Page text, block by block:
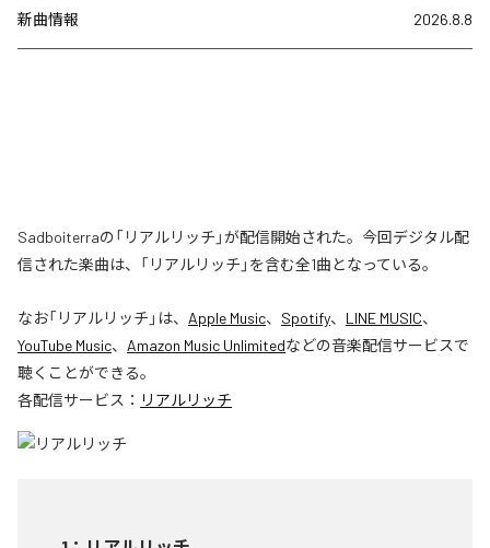
新曲情報 2026.8.8
Sadboiterraの「リアルリッチ」が配信開始された。今回デジタル配
信された楽曲は、「リアルリッチ」を含む全1曲となっている。
なお「リアルリッチ 」は、 Apple Music、 Spotify、 LINE MUSIC、
YouTube Music、 Amazon Music Unlimitedなどの音楽配信サービスで
聴くことができる。
各配信サービス： リアルリッチ